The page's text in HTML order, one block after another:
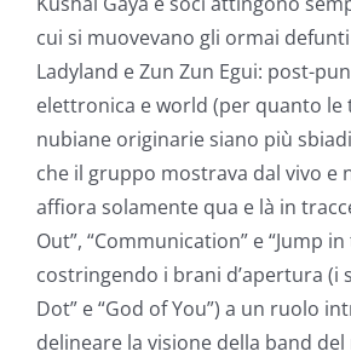
cui si muovevano gli ormai
Ladyland e Zun Zun Egui: post-
elettronica e world (per quanto le
nubiane originarie siano più
che il gruppo mostrava dal vivo e
affiora solamente qua e là in
Out”, “Communication” e “Jump in
costringendo i brani d’apertura (i
Dot” e “God of You”) a un ruolo
delineare la visione della band